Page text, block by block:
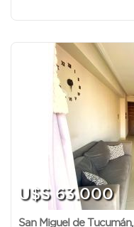
U$S 63.000
San Miguel de Tucumán,